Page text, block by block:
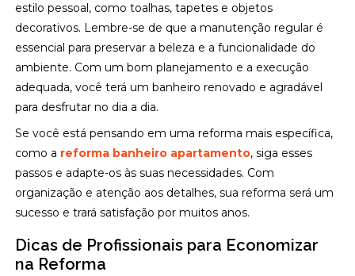
estilo pessoal, como toalhas, tapetes e objetos
decorativos. Lembre-se de que a manutenção regular é
essencial para preservar a beleza e a funcionalidade do
ambiente. Com um bom planejamento e a execução
adequada, você terá um banheiro renovado e agradável
para desfrutar no dia a dia.
Se você está pensando em uma reforma mais específica,
como a reforma banheiro apartamento, siga esses
passos e adapte-os às suas necessidades. Com
organização e atenção aos detalhes, sua reforma será um
sucesso e trará satisfação por muitos anos.
Dicas de Profissionais para Economizar
na Reforma